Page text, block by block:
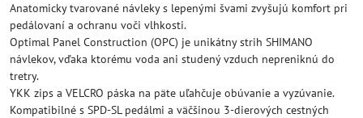
Anatomicky tvarované návleky s lepenými švami zvyšujú komfort pri
pedálovaní a ochranu voči vlhkosti.
Optimal Panel Construction (OPC) je unikátny strih SHIMANO
návlekov, vďaka ktorému voda ani studený vzduch nepreniknú do
tretry.
YKK zips a VELCRO páska na päte uľahčuje obúvanie a vyzúvanie.
Kompatibilné s SPD-SL pedálmi a väčšinou 3-dierových cestných